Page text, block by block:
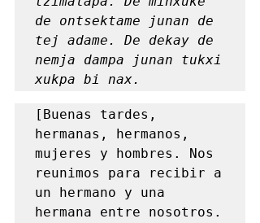
de ontsektame junan de
tej adame. De dekay de
nemja dampa junan tukxi
xukpa bi nax.
[Buenas tardes,
hermanas, hermanos,
mujeres y hombres. Nos
reunimos para recibir a
un hermano y una
hermana entre nosotros.